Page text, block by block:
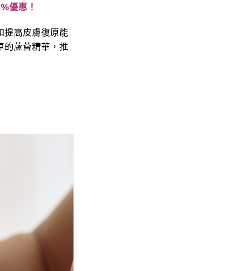
優惠！
提高皮膚復原能
的蘆薈精華，推